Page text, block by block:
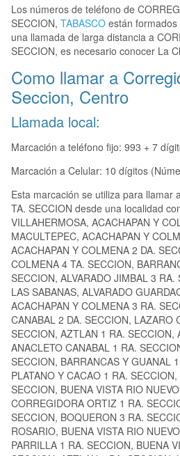
Los números de teléfono de
SECCION, TABASCO están
una llamada de larga distancia a
SECCION, es necesario conocer La
Como llamar a
Seccion, Centro
Llamada local:
Marcación a teléfono fijo: 993 + 7
Marcación a Celular: 10 dígitos
Esta marcación se utiliza para llamar
TA. SECCION desde una localidad
VILLAHERMOSA, ACACHAPAN Y
MACULTEPEC, ACACHAPAN Y
ACACHAPAN Y COLMENA 2 DA.
COLMENA 4 TA. SECCION,
SECCION, ALVARADO JIMBAL 3
LAS SABANAS, ALVARADO
ACACHAPAN Y COLMENA 3 RA.
CANABAL 2 DA. SECCION, LAZARO
SECCION, AZTLAN 1 RA. SECCION,
ANACLETO CANABAL 1 RA.
SECCION, BARRANCAS Y GUANAL
PLATANO Y CACAO 1 RA.
SECCION, BUENA VISTA RIO
CORREGIDORA ORTIZ 1 RA.
SECCION, BOQUERON 3 RA.
ROSARIO, BUENA VISTA RIO
PARRILLA 1 RA. SECCION, BUENA